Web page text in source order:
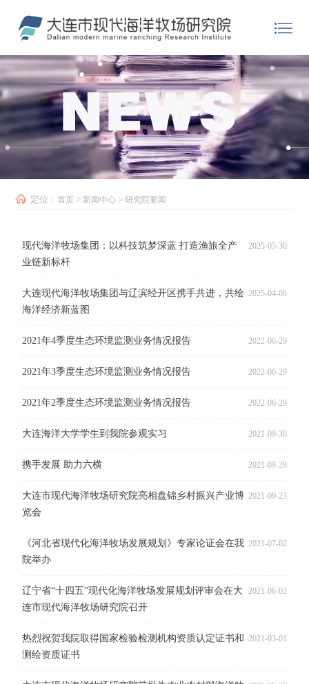
定位：首页 > 新闻中心 >研究院要闻
现代海洋牧场集团：以科技筑梦深蓝 打造渔旅全产
业链新标杆
2025-05-30
大连现代海洋牧场集团与辽滨经开区携手共进，共绘
海洋经济新蓝图
2025-04-08
2021年4季度生态环境监测业务情况报告 2022-06-29
2021年3季度生态环境监测业务情况报告 2022-06-29
2021年2季度生态环境监测业务情况报告 2022-06-29
大连海洋大学学生到我院参观实习 2021-09-30
携手发展 助力六横 2021-09-28
大连市现代海洋牧场研究院亮相盘锦乡村振兴产业博
览会
2021-09-23
《河北省现代化海洋牧场发展规划》专家论证会在我
院举办
2021-07-02
辽宁省“十四五”现代化海洋牧场发展规划评审会在大
连市现代海洋牧场研究院召开
2021-06-02
热烈祝贺我院取得国家检验检测机构资质认定证书和
测绘资质证书
2021-03-01